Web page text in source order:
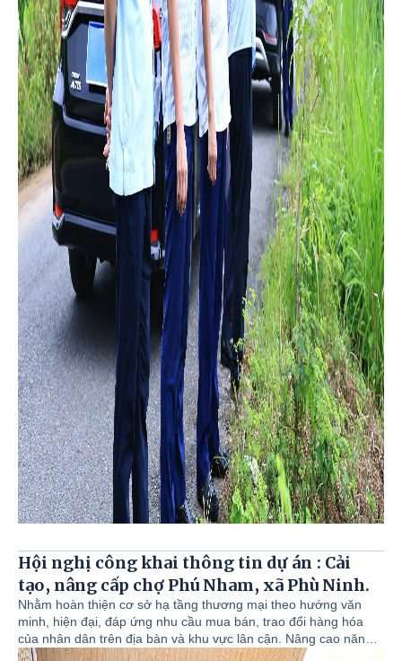
Hội nghị công khai thông tin dự án : Cải
tạo, nâng cấp chợ Phú Nham, xã Phù Ninh.
Nhằm hoàn thiện cơ sở hạ tầng thương mại theo hướng văn
minh, hiện đại, đáp ứng nhu cầu mua bán, trao đổi hàng hóa
của nhân dân trên địa bàn và khu vực lân cận. Nâng cao năng
lực thương mại, tạo điểm kinh doanh thuận lợi cho người dân